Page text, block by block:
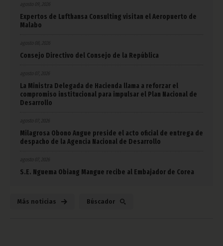
agosto 09, 2026
Expertos de Lufthansa Consulting visitan el Aeropuerto de
Malabo
Consejo Directivo del Consejo de la República
agosto 07, 2026
La Ministra Delegada de Hacienda llama a reforzar el
compromiso institucional para impulsar el Plan Nacional de
Desarrollo
agosto 07, 2026
Milagrosa Obono Angue preside el acto oficial de entrega de
despacho de la Agencia Nacional de Desarrollo
agosto 07, 2026
S.E. Nguema Obiang Mangue recibe al Embajador de Corea
Más noticias Búscador